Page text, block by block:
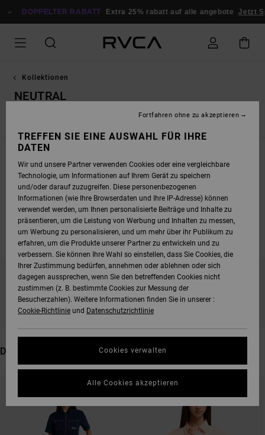
ZUR
RABATT Extra 25% rabatt auf alle angebote Jetzt Sparen
Kollektionen
NEUTRAL
BLEIB DABEI, DIE PRODUKTE SIND BALD
WIEDER DA
DAS KÖNNTE DIR AUCH GEFALLEN
TREFFEN SIE EINE AUSWAHL FÜR IHRE
DATEN
Wir und unsere Partner verwenden Cookies oder eine vergleichbare
Technologie, um Informationen auf Ihrem Gerät zu speichern
und/oder darauf zuzugreifen. Diese personenbezogenen
Informationen (wie Ihre Browserdaten und Ihre IP-Adresse) können
verwendet werden, um Ihnen personalisierte Beiträge und Inhalte zu
präsentieren, um die Leistung von Werbung und Inhalten zu messen,
um Werbung zu personalisieren, und um mehr über ihr Publikum zu
erfahren, um die Produkte unserer Partner zu entwickeln und zu
verbessern. Sie können Ihre Wahl so einstellen, dass Sie Cookies, die
Ihrer Zustimmung bedürfen, annehmen oder ablehnen oder sich
dagegen aussprechen, wenn Sie den betreffenden Cookies nicht
zustimmen (z. B. bestimmte Cookies zur Messung der
Besucherzahlen). Weitere Informationen finden Sie in unserer :
Cookie-Richtlinie und Datenschutzrichtlinie
Cookies verwalten
Fortfahren ohne zu akzeptieren
Alle Cookies akzeptieren